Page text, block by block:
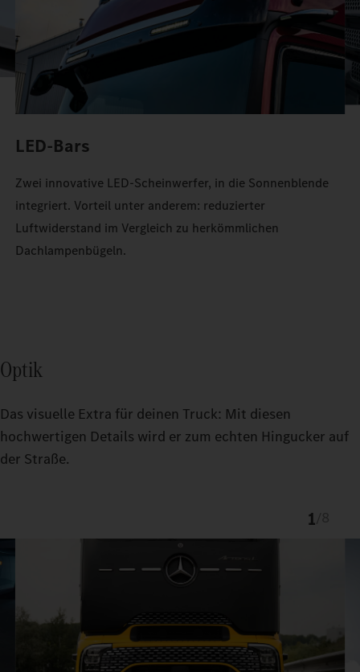
LED-Bars
Zwei innovative LED-Scheinwerfer, in die Sonnenblende
integriert. Vorteil unter anderem: reduzierter
Luftwiderstand im Vergleich zu herkömmlichen
Dachlampenbügeln.
Optik
Das visuelle Extra für deinen Truck: Mit diesen
hochwertigen Details wird er zum echten Hingucker auf
der Straße.
1